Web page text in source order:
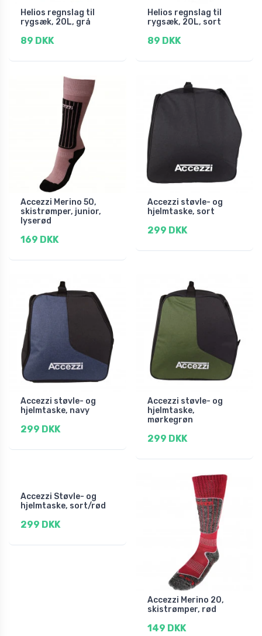
Helios regnslag til
rygsæk, 20L, grå
89 DKK
Helios regnslag til
rygsæk, 20L, sort
89 DKK
Accezzi Merino 50,
skistrømper, junior,
lyserød
169 DKK
Accezzi støvle- og
hjelmtaske, sort
299 DKK
Accezzi støvle- og
hjelmtaske, navy
299 DKK
Accezzi støvle- og
hjelmtaske,
mørkegrøn
299 DKK
Accezzi Støvle- og
hjelmtaske, sort/rød
299 DKK
Accezzi Merino 20,
skistrømper, rød
149 DKK